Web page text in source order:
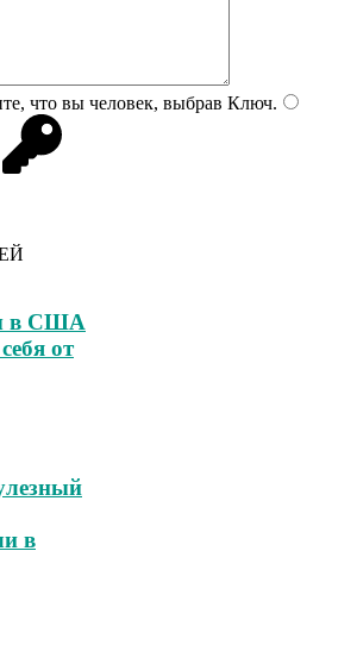
что вы человек, выбрав Ключ.
в США
от
в